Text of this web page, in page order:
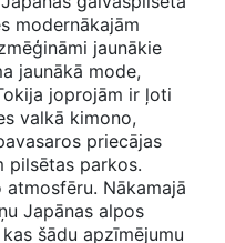
modernākajām
jaunākie
jaunākā mode,
joprojām ir ļoti
valkā kimono,
priecājas
pilsētas parkos.
Nākamajā
Japānas alpos
šādu apzīmējumu